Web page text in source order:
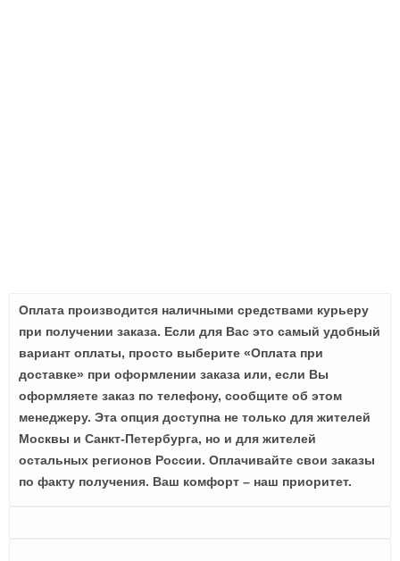
Оплата производится наличными средствами курьеру
при получении заказа. Если для Вас это самый удобный
вариант оплаты, просто выберите «Оплата при
доставке» при оформлении заказа или, если Вы
оформляете заказ по телефону, сообщите об этом
менеджеру. Эта опция доступна не только для жителей
Москвы и Санкт-Петербурга, но и для жителей
остальных регионов России. Оплачивайте свои заказы
по факту получения. Ваш комфорт – наш приоритет.